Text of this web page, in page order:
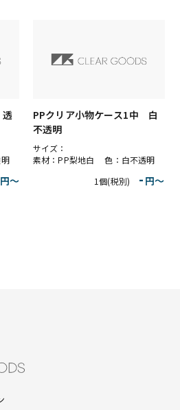
円〜
PPクリア小物ケース1中 白
不透明
サイズ：
素材：PP梨地白 色：白不透明
1個(税別)
-円〜